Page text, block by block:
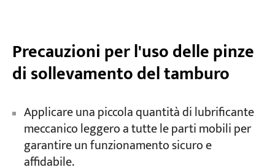
Precauzioni per l'uso delle pinze
di sollevamento del tamburo
Applicare una piccola quantità di lubrificante
meccanico leggero a tutte le parti mobili per
garantire un funzionamento sicuro e
affidabile.